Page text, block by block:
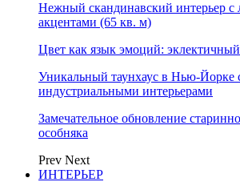
Нежный скандинавский интерьер
акцентами (65 кв. м)
Цвет как язык эмоций:
Уникальный таунхаус в Нью-Йорке
индустриальными интерьерами
Замечательное обновление
особняка
Prev Next
ИНТЕРЬЕР